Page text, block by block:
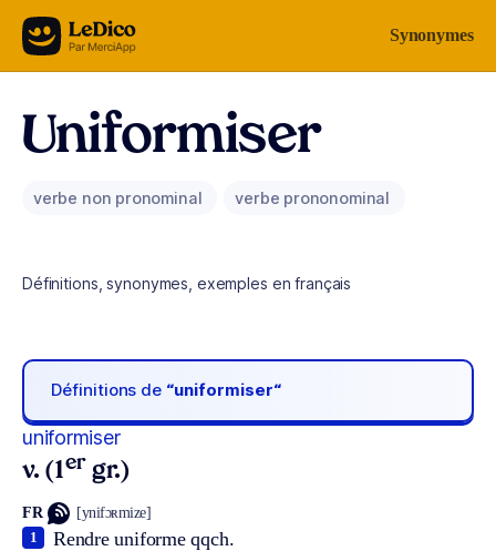
Aller au contenu Synonymes
Uniformiser
verbe non pronominal verbe prononominal
Définitions, synonymes, exemples en français
Définitions de “uniformiser“
uniformiser
v. (1er gr.)
FR [ynifɔʀmize]
Rendre uniforme qqch.
1